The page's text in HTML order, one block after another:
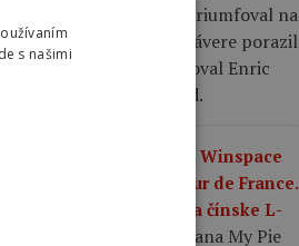
Oscar Onley triumfoval na
Valle del Sol, keď v závere porazil
Cicconeho. Tretí finišoval Enric
so stratou dvoch sekúnd.
Čínska značka Winspace
premiéru na ženskej Tour de France.
Ultegra vymenili za čínske L-
Tím Mayenne Monbana My Pie
s našimi